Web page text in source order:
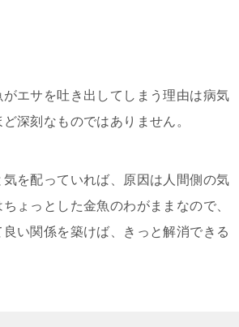
がエサを吐き出してしまう理由は病気
深刻なものではありません。
を配っていれば、原因は人間側の気
ょっとした金魚のわがままなので、
い関係を築けば、きっと解消できる